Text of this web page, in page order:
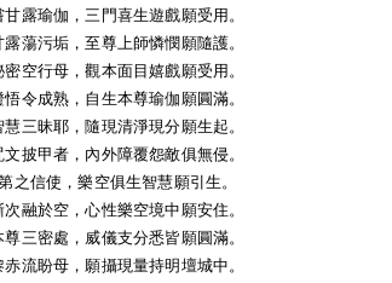
瑜伽，三門喜生遊戲願受用。
污垢，至尊上師憐憫願隨護。
行母，觀本面目嬉戲願受用。
成熟，自生本尊瑜伽願圓滿。
昧耶，隨現清淨現分願生起。
甲者，內外障覆怨敵俱無侵。
信使，樂空俱生智慧願引生。
於空，心性樂空境中願安住。
密處，威儀支分悉皆願圓滿。
盼母，願攝現量持明壇城中。